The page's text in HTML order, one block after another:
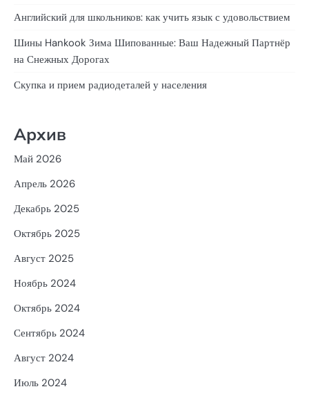
Английский для школьников: как учить язык с удовольствием
Шины Hankook Зима Шипованные: Ваш Надежный Партнёр
на Снежных Дорогах
Скупка и прием радиодеталей у населения
Архив
Май 2026
Апрель 2026
Декабрь 2025
Октябрь 2025
Август 2025
Ноябрь 2024
Октябрь 2024
Сентябрь 2024
Август 2024
Июль 2024